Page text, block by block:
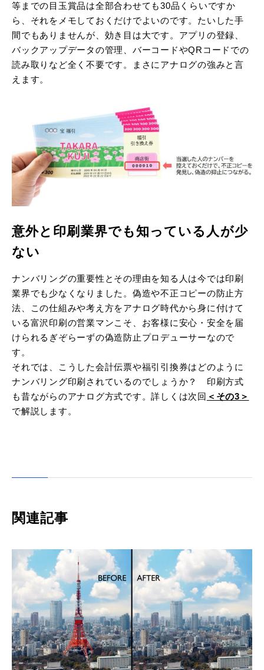
等までの目玉賞品は全部合わせても30品くらいですか
ら、それをメモしておくだけでよいのです。たいした手
間でもありませんが、効き目は大です。アプリの登録、
バックアップデータの管理、バーコードやQRコードでの
読み取りなど全く不要です。まさにアナログの強みと言
えます。
意外と印刷業界でも知っている人が少
ない
ナンバリングの重要性とその理由を知る人は今では印刷
業界でも少なくなりました。偽造や不正コピーの防止方
法、この仕組みや考え方をアナログ時代から身に付けて
いる富沢印刷の営業マンこそ、お客様に安心・安全を届
けられるぎぞらーずの偽造防止プロデューサーなので
す。
それでは、こうした会計伝票や福引引換券はどのように
ナンバリング印刷されているのでしょうか？ 印刷方式
も昔ながらのアナログ方式です。詳しくは次回 ＜その3＞
で解説します。
関連記事